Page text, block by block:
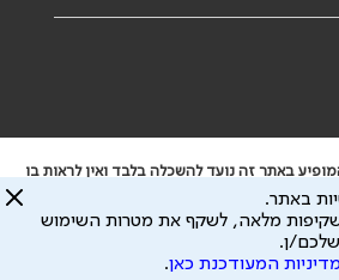
באתר זה נועד להשכלה בלבד ואין לראות בו
הר"י אחראית לתוכן המתפרסם באתר זה ולכל נזק
שעלול להיגרם.
מידע אישי לצורך מתן השרות וכי חלק ממנו עשוי
הכל בכפוף למדיניות הפרטיות
באתר.
שקיפות מלאה, לשקף את מטרות השימוש
ן.
המעודכנת כאן.